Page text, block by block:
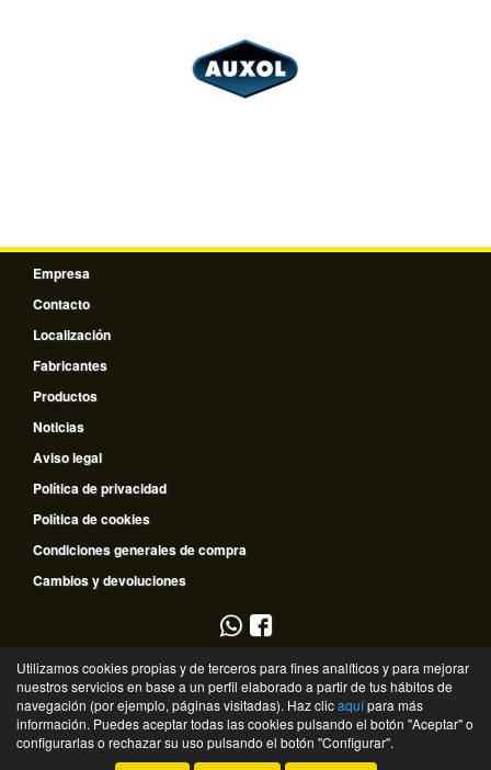
Empresa
Contacto
Localización
Fabricantes
Productos
Noticias
Aviso legal
Política de privacidad
Política de cookies
Condiciones generales de compra
Cambios y devoluciones
953 796 510
635 672 334
©Recambios Guadalquivir- 2026 - Tienda online de recambios de Gira
Utilizamos cookies propias y de terceros para fines analíticos y para mejorar
nuestros servicios en base a un perfil elaborado a partir de tus hábitos de
navegación (por ejemplo, páginas visitadas). Haz clicaquípara más
información. Puedes aceptar todas las cookies pulsando el botón "Aceptar" o
configurarlas o rechazar su uso pulsando el botón "Configurar".